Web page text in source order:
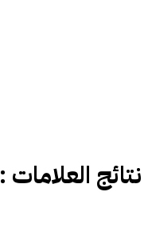
نتائج العلامات :